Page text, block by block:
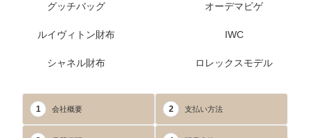
グッチバッグ
ルイヴィトン財布
シャネル財布
オーデマピゲ
IWC
ロレックスモデル
1 会社概要 2 支払い方法